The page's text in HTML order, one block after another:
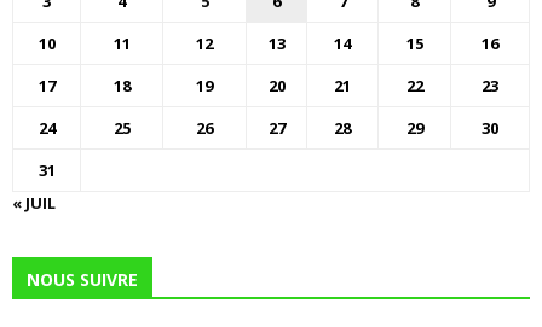
10
11 12 13 14 15
16
17
18 19 20 21 22
23
24
25 26 27 28 29
30
31
« JUIL
NOUS SUIVRE